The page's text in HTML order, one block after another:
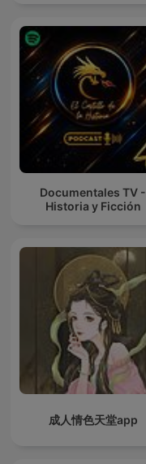
Documentales TV -
Historia y Ficción
成人情色天堂app